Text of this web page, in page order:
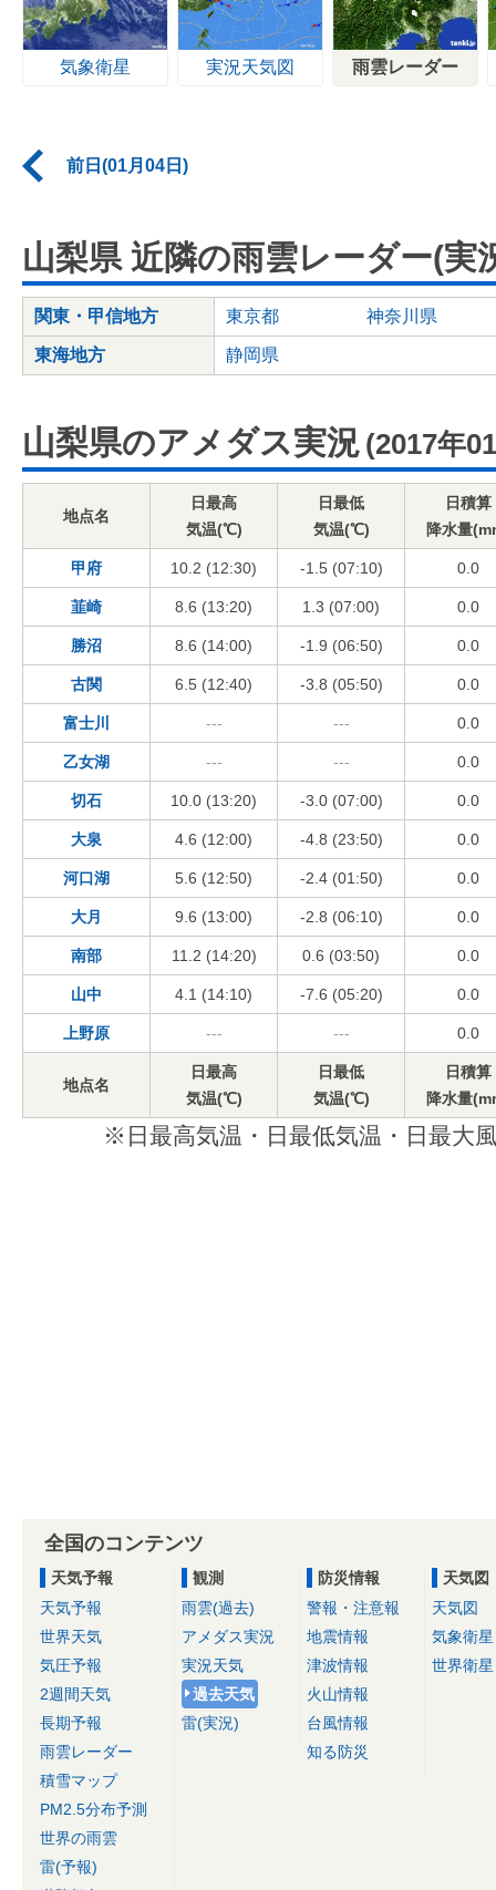
気象衛星 実況天気図 雨雲レーダー
前日(01月04日)
山梨県 近隣の雨雲レーダー(実
関東・甲信地方 東京都 神奈川県
東海地方 静岡県
山梨県のアメダス実況 (2017年
地点名
日最高
気温(℃)
日最低
気温(℃)
日積算
降水量
甲府 10.2 (12:30) -1.5 (07:10) 0.0
韮崎 8.6 (13:20) 1.3 (07:00) 0.0
勝沼 8.6 (14:00) -1.9 (06:50) 0.0
古関 6.5 (12:40) -3.8 (05:50) 0.0
富士川 --- --- 0.0
乙女湖 --- --- 0.0
切石 10.0 (13:20) -3.0 (07:00) 0.0
大泉 4.6 (12:00) -4.8 (23:50) 0.0
河口湖 5.6 (12:50) -2.4 (01:50) 0.0
大月 9.6 (13:00) -2.8 (06:10) 0.0
南部 11.2 (14:20) 0.6 (03:50) 0.0
山中 4.1 (14:10) -7.6 (05:20) 0.0
上野原 --- --- 0.0
地点名
日最高
気温(℃)
日最低
気温(℃)
日積算
降水量
※日最高気温・日最低気温・日最大
全国のコンテンツ
天気予報
天気予報
世界天気
気圧予報
2週間天気
長期予報
雨雲レーダー
積雪マップ
PM2.5分布予測
世界の雨雲
雷(予報)
観測
雨雲(過去)
アメダス実況
実況天気
過去天気
雷(実況)
防災情報
警報・注意報
地震情報
津波情報
火山情報
台風情報
知る防災
天気図
天気図
気象衛星
世界衛星